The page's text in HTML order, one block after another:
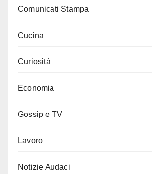
Comunicati Stampa
Cucina
Curiosità
Economia
Gossip e TV
Lavoro
Notizie Audaci